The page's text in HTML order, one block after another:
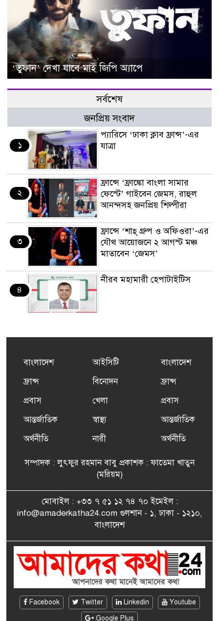
‘তুফান’ দেখা যাবে মাই জিপি অ্যাপে
সর্বশেষ
জনপ্রিয় সংবাদ
১
প্যারিসে ‘ঢাকা ক্লাব ফ্রান্স’-এর
যাত্রা
২
ফ্রান্সে ‘ফ্রাঙ্কো বাংলা সামার
ফেস্টে’ গাইবেন জেমস, রাহুল
আনন্দসহ জনপ্রিয় শিল্পীরা
৩
ফ্রান্সে ‘শাহ্ গ্রুপ ও অফিওরা’-এর
যৌথ আয়োজনে ২ আগস্ট মঞ্চ
মাতাবেন ‘জেমস’
৪
নীরব মহামারী হেপাটাইটিস
৫
এর সম্পূর্ণ বিনামূল্যের সুশি
ফ্রান্সসহ ইউরোপীয় দেশসমূহে
দাবদাহ: কারণ, প্রভাব ও করণীয়
ফ্রান্সে সংবর্ধিত হলেন যুক্তরাজ্য
বিএনপি’র আহ্বায়ক কমিটির
সাংবাদিকতায় কৃতিত্বের পুরস্কার
এমপি মমতাজ আলোকে
জেলা প্রবাসী এসোসিয়েশন’
বেদে সম্প্রদায় নিয়ে প্যারিসে
তথ্য-চলচ্চিত্র “ভাসমান জীবন”
বাংলাদেশ
ফ্রান্স
প্রবাস
আন্তর্জাতিক
অর্থনীতি
আইসিটি
বিনোদন
খেলা
স্বাস্থ্য
নারী
বাংলাদেশ
ফ্রান্স
প্রবাস
আন্তর্জাতিক
অর্থনীতি
সম্পাদক : লুৎফুর রহমান বাবু প্রকাশক : ফাতেমা খাতুন
(মরিয়ম)
মোবাইল : +৩৩ ৭ ৫১ ১২ ৭৪ ৭০ ইমেইল :
info@amaderkatha24.com গুলশান - ১, ঢাকা - ১২১০,
বাংলাদেশ
Facebook Twitter Linkedin
Youtube
Google Plus